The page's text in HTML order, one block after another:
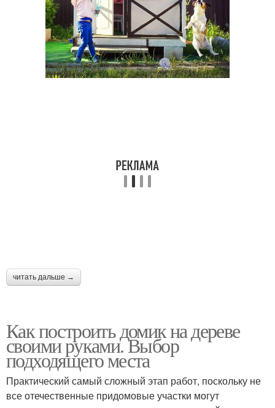
читать дальше →
Как построить домик на дереве
своими руками. Выбор
подходящего места
Практический самый сложный этап работ, поскольку не
все отечественные придомовые участки могут